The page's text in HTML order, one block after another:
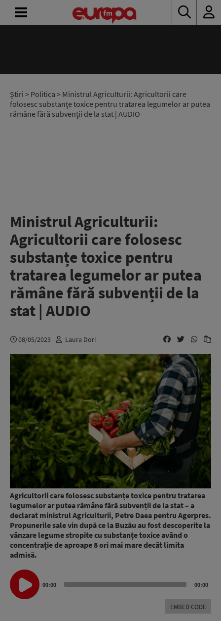
Știri > Politica > Ministrul Agriculturii: Agricultorii care
folosesc substanțe toxice pentru tratarea legumelor ar putea
rămâne fără subvenții de la stat | AUDIO
Ministrul Agriculturii:
Agricultorii care folosesc
substanțe toxice pentru
tratarea legumelor ar putea
rămâne fără subvenții de la
stat | AUDIO
08/05/2023 Laura Dori
Agricultorii care folosesc substanțe toxice pentru tratarea
legumelor ar putea rămâne fără subvenții de la stat – a
declarat ministrul Agriculturii, Petre Daea pentru Agerpres.
Propunerile sale vin după ce la Buzău au fost descoperite la
vânzare legume stropite cu substanțe toxice având o
concentrație de aproape 8 ori mai mare decât limita
admisă.
Audio
Player
00:00 00:00
EMBED CODE
RADIO
CONCURSURI